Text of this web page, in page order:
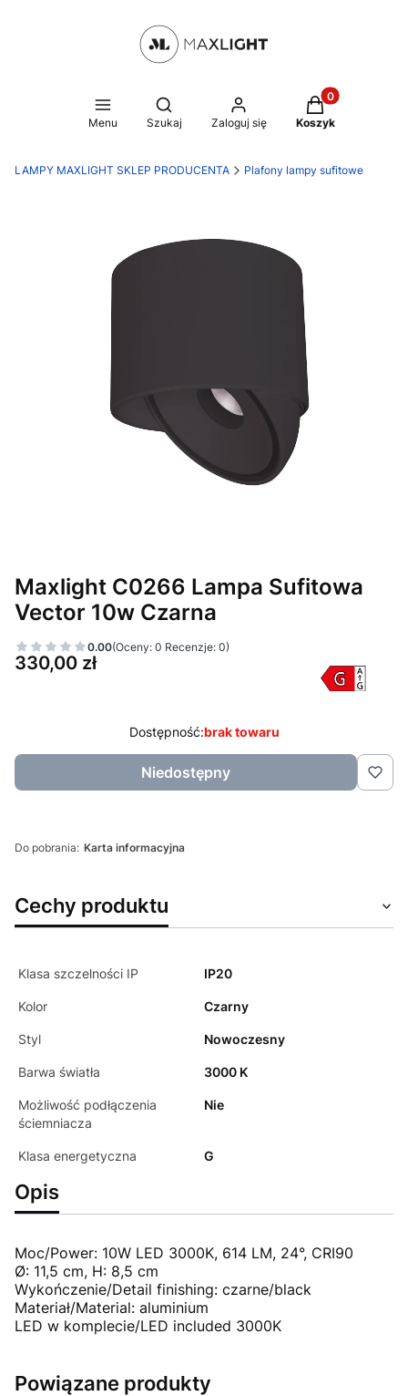
Menu
Otwórz wyszukiwarkę
Szukaj Zaloguj się
Produkty w
Koszyk
LAMPY MAXLIGHT SKLEP PRODUCENTA Plafony lampy sufitowe
Maxlight C0266 Lampa Sufitowa
Vector 10w Czarna
0.00(Oceny: 0 Recenzje: 0)
Cena
330,00 zł
Dostępność:brak towaru
Niedostępny
Do pobrania: Karta informacyjna
Cechy produktu
Klasa szczelności IP IP20
Kolor Czarny
Styl Nowoczesny
Barwa światła 3000 K
Możliwość podłączenia
ściemniacza
Nie
Klasa energetyczna G
Opis
Moc/Power: 10W LED 3000K, 614 LM, 24°, CRI90
Ø: 11,5 cm, H: 8,5 cm
Wykończenie/Detail finishing: czarne/black
Materiał/Material: aluminium
LED w komplecie/LED included 3000K
Powiązane produkty